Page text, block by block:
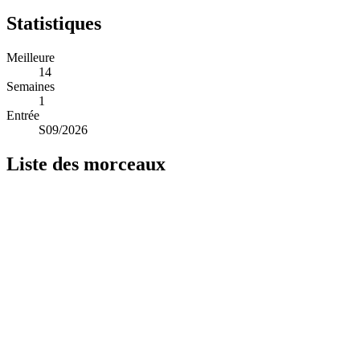
Statistiques
Meilleure
14
Semaines
1
Entrée
S09/2026
Liste des morceaux